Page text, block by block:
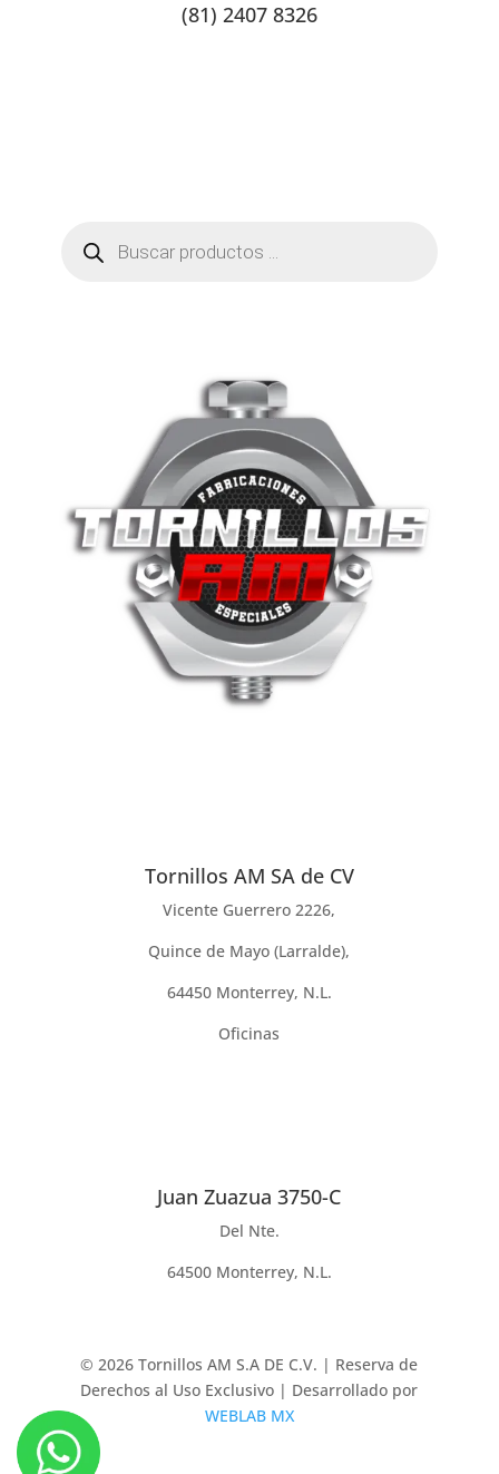
(81) 2407 8326
productos
Tornillos AM SA de CV
Vicente Guerrero 2226,
Quince de Mayo (Larralde),
64450 Monterrey, N.L.
Oficinas
Juan Zuazua 3750-C
Del Nte.
64500 Monterrey, N.L.
© 2026 Tornillos AM S.A DE C.V. | Reserva de
Derechos al Uso Exclusivo | Desarrollado por
WEBLAB MX